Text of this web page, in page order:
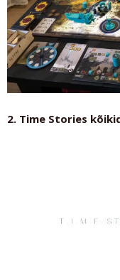
2. Time Stories